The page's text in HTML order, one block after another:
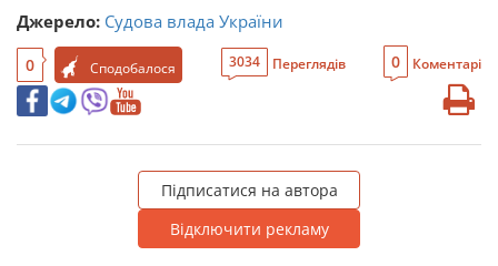
Джерело: Судова влада України
0 Сподобалося 3034 Переглядів 0 Коментарі
Підписатися на автора
Відключити рекламу